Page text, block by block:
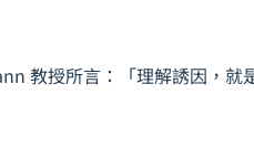
教授所言：「理解誘因，就